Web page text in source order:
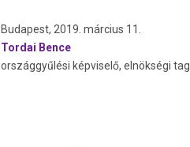
Budapest, 2019. március 11.
Tordai Bence
országgyűlési képviselő, elnökségi tag